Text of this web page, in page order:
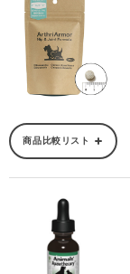
商品比較リスト